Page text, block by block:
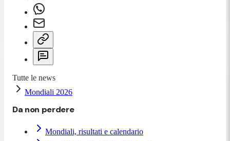
Tutte le news
Mondiali 2026
Da non perdere
Mondiali, risultati e calendario